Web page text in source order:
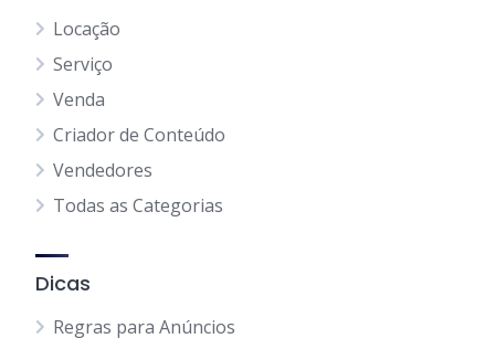
Locação
Serviço
Venda
Criador de Conteúdo
Vendedores
Todas as Categorias
Dicas
Regras para Anúncios